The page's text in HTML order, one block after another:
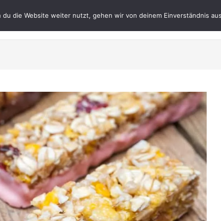
Datenschutz
du die Website weiter nutzt, gehen wir von deinem Einverständnis